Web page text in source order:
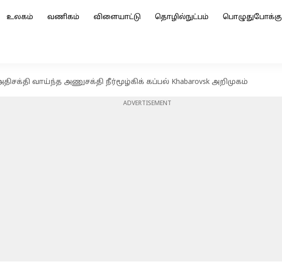
உலகம் வணிகம் விளையாட்டு தொழில்நுட்பம் பொழுதுபோக்கு
வாய்ந்த அணுசக்தி நீர்மூழ்கிக் கப்பல் Khabarovsk அறிமுகம்
ADVERTISEMENT